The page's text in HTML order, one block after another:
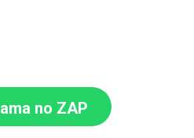
no ZAP